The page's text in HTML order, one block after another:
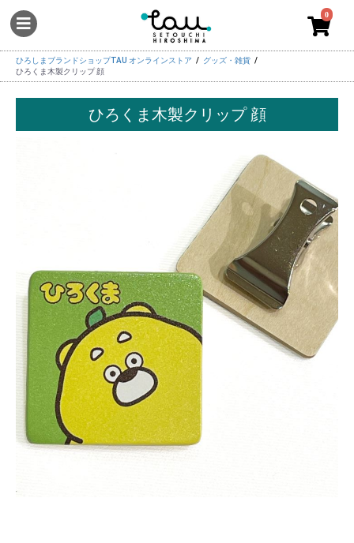
0
ひろしまブランドショップTAU オンラインストア
グッズ・雑貨
ひろくま木製クリップ 顔
ひろくま木製クリップ 顔